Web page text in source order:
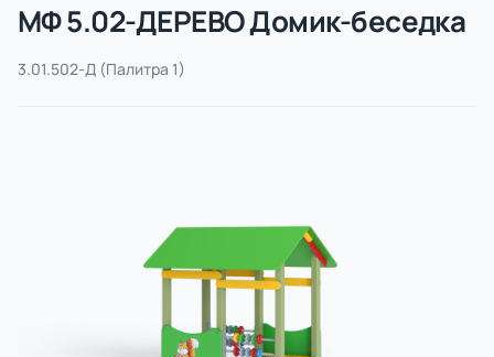
21 категория
7 категорий
Комплексы для лазания
3 категории
МФ 5.02-ДЕРЕВО Домик-беседка
3.01.502-Д (Палитра 1)